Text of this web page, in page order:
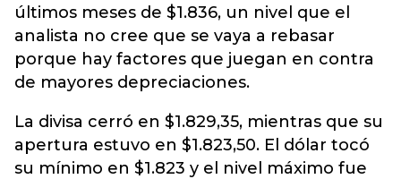
últimos meses de $1.836, un nivel que el
analista no cree que se vaya a rebasar
porque hay factores que juegan en contra
de mayores depreciaciones.
La divisa cerró en $1.829,35, mientras que su
apertura estuvo en $1.823,50. El dólar tocó
su mínimo en $1.823 y el nivel máximo fue